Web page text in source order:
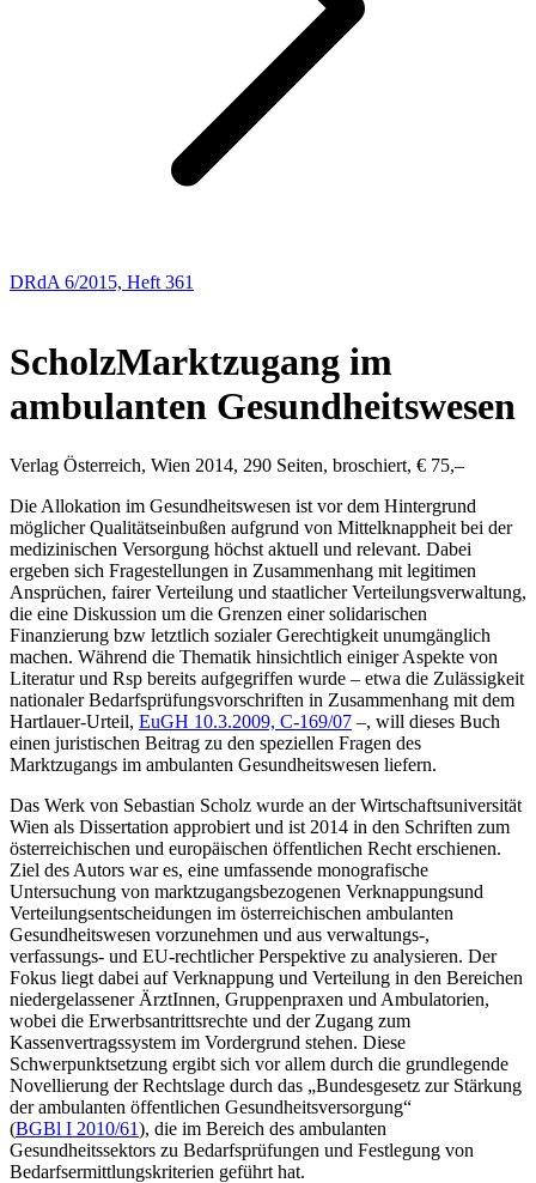
DRdA 6/2015, Heft 361
ScholzMarktzugang im
ambulanten Gesundheitswesen
Verlag Österreich, Wien 2014, 290 Seiten, broschiert, € 75,–
Die Allokation im Gesundheitswesen ist vor dem Hintergrund
möglicher Qualitätseinbußen aufgrund von Mittelknappheit bei der
medizinischen Versorgung höchst aktuell und relevant. Dabei
ergeben sich Fragestellungen in Zusammenhang mit legitimen
Ansprüchen, fairer Verteilung und staatlicher Verteilungsverwaltung,
die eine Diskussion um die Grenzen einer solidarischen
Finanzierung bzw letztlich sozialer Gerechtigkeit unumgänglich
machen. Während die Thematik hinsichtlich einiger Aspekte von
Literatur und Rsp bereits aufgegriffen wurde – etwa die Zulässigkeit
nationaler Bedarfsprüfungsvorschriften in Zusammenhang mit dem
Hartlauer-Urteil, EuGH 10.3.2009, C-169/07 –, will dieses Buch
einen juristischen Beitrag zu den speziellen Fragen des
Marktzugangs im ambulanten Gesundheitswesen liefern.
Das Werk von Sebastian Scholz wurde an der Wirtschaftsuniversität
Wien als Dissertation approbiert und ist 2014 in den Schriften zum
österreichischen und europäischen öffentlichen Recht erschienen.
Ziel des Autors war es, eine umfassende monografische
Untersuchung von marktzugangsbezogenen Verknappungsund
Verteilungsentscheidungen im österreichischen ambulanten
Gesundheitswesen vorzunehmen und aus verwaltungs-,
verfassungs- und EU-rechtlicher Perspektive zu analysieren. Der
Fokus liegt dabei auf Verknappung und Verteilung in den Bereichen
niedergelassener ÄrztInnen, Gruppenpraxen und Ambulatorien,
wobei die Erwerbsantrittsrechte und der Zugang zum
Kassenvertragssystem im Vordergrund stehen. Diese
Schwerpunktsetzung ergibt sich vor allem durch die grundlegende
Novellierung der Rechtslage durch das „Bundesgesetz zur Stärkung
der ambulanten öffentlichen Gesundheitsversorgung“
(BGBl I 2010/61), die im Bereich des ambulanten
Gesundheitssektors zu Bedarfsprüfungen und Festlegung von
Bedarfsermittlungskriterien geführt hat.